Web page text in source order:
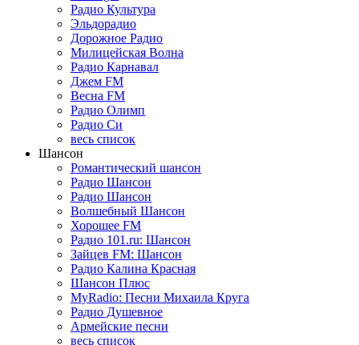
Радио Культура
Эльдорадио
Дорожное Радио
Милицейская Волна
Радио Карнавал
Джем FM
Весна FM
Радио Олимп
Радио Си
весь список
Шансон
Романтический шансон
Радио Шансон
Радио Шансон
Волшебный Шансон
Хорошее FM
Радио 101.ru: Шансон
Зайцев FM: Шансон
Радио Калина Красная
Шансон Плюс
MyRadio: Песни Михаила Круга
Радио Душевное
Армейские песни
весь список